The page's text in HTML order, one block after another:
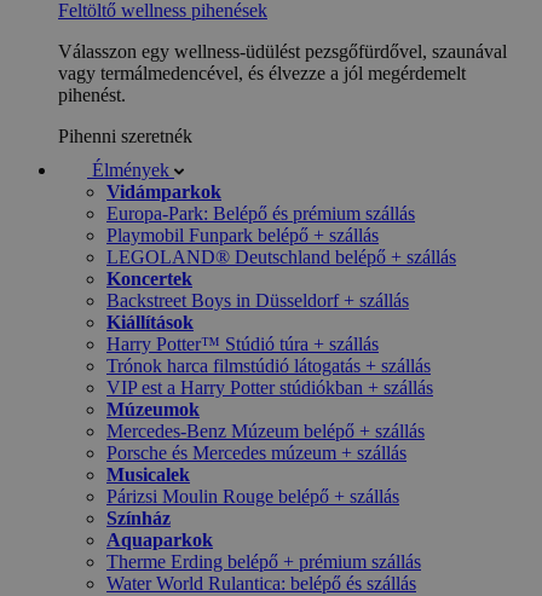
Feltöltő wellness pihenések
Válasszon egy wellness-üdülést pezsgőfürdővel, szaunával
vagy termálmedencével, és élvezze a jól megérdemelt
pihenést.
Pihenni szeretnék
Élmények
Vidámparkok
Europa-Park: Belépő és prémium szállás
Playmobil Funpark belépő + szállás
LEGOLAND® Deutschland belépő + szállás
Koncertek
Backstreet Boys in Düsseldorf + szállás
Kiállítások
Harry Potter™ Stúdió túra + szállás
Trónok harca filmstúdió látogatás + szállás
VIP est a Harry Potter stúdiókban + szállás
Múzeumok
Mercedes-Benz Múzeum belépő + szállás
Porsche és Mercedes múzeum + szállás
Musicalek
Párizsi Moulin Rouge belépő + szállás
Színház
Aquaparkok
Therme Erding belépő + prémium szállás
Water World Rulantica: belépő és szállás